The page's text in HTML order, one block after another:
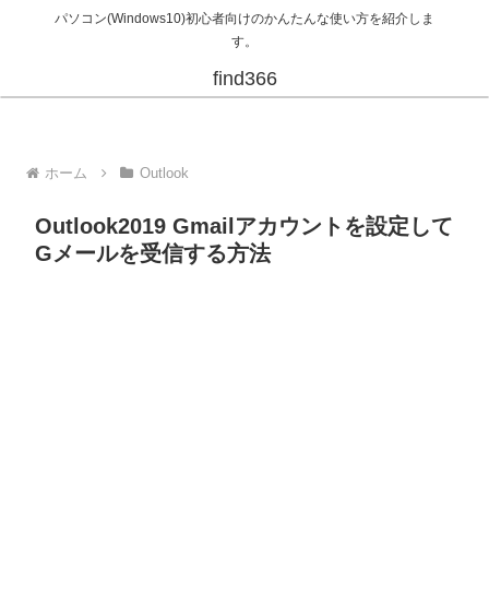
パソコン(Windows10)初心者向けのかんたんな使い方を紹介しま
す。
find366
ホーム Outlook
Outlook2019 Gmailアカウントを設定して
Gメールを受信する方法